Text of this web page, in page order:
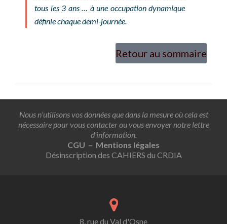
tous les 3 ans … à une occupation dynamique
définie chaque demi-journée.
Retour au sommaire
Nous n’utilisons vos données que dans la mesure où cela est
nécessaire pour vous contacter ou vous envoyer notre lettre
d’information.
CGU – Mentions légales
Désinscription des CAHIERS du CRDIA
8, rue du Val d'Osne